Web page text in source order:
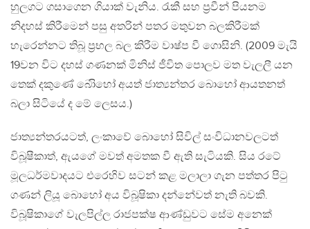
හුලගට ගසාගෙන ගියාක් වැනිය. රැකී සහ ප්‍රවීන් පියනම
නිදහස් කිරීමෙන් පසු අතරින් පතර මතුවන බලකිරීමක්
හැරෙන්නට තිබූ ප්‍රභල බල කිරීම වාෂ්ප වී ගොසිනි. (2009 මැයි
19වන විට දහස් ගණනක් මිනිස් ජීවිත පොලව මත වැලලී යන
තෙක් දකුණේ බොිහෝ අයත් ජාත්‍යන්තර බොහෝ ආයතනත්
බලා සිටියේ ද මේ ලෙසය.)
ජාත්‍යන්තරයටත්, ලංකාවේ බොහෝ සිවිල් සංවිධානවලටත්
විබූෂීකාත්, ඇයගේ මවත් අමතක වී ඇති සැටියකි. සිය රටේ
මූලධර්මවාදයට එරෙහිව සටන් කළ මලාලා ගැන පත්තර පිටු
ගණන් ලියූ බොහෝ අය විබූෂිකා දන්නේවත් නැති බවකි.
විබූෂිකාගේ වැලපිල්ල රාජපක්ෂ ආණ්ඩුවට සේම අනෙක්